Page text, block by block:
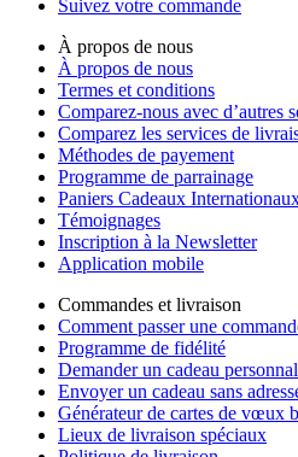
Suivez votre commande
À propos de nous
À propos de nous
Termes et conditions
Comparez-nous avec d’autres
Comparez les services de
Méthodes de payement
Programme de parrainage
Paniers Cadeaux
Témoignages
Inscription à la Newsletter
Application mobile
Commandes et livraison
Comment passer une
Programme de fidélité
Demander un cadeau
Envoyer un cadeau sans
Générateur de cartes de vœux
Lieux de livraison spéciaux